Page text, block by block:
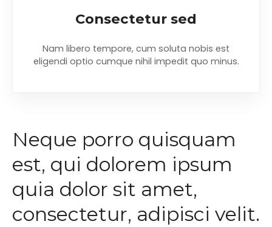
Consectetur sed
Nam libero tempore, cum soluta nobis est
eligendi optio cumque nihil impedit quo minus.
Neque porro quisquam
est, qui dolorem ipsum
quia dolor sit amet,
consectetur, adipisci velit.